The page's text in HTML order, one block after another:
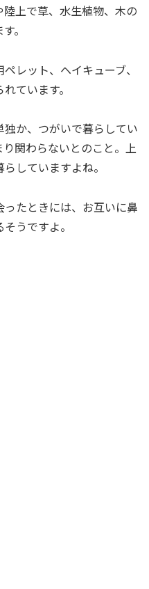
上で草、水生植物、木の
。
レット、ヘイキューブ、
ています。
か、つがいで暮らしてい
関わらないとのこと。上
していますよね。
たときには、お互いに鼻
うですよ。